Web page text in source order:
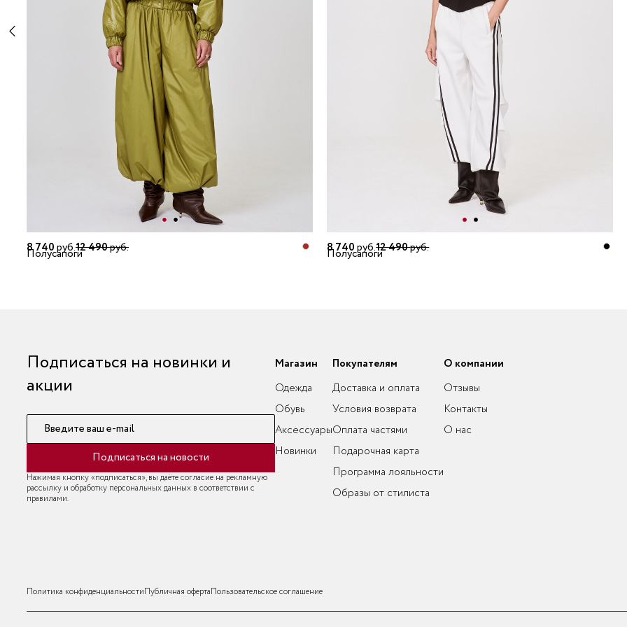
8 740руб.12 490руб.
Полусапоги 8 740руб.12 490руб.
Полусапоги
Подписаться на новинки и
акции
Введите ваш e-mail
Подписаться на новости
Нажимая кнопку «подписаться», вы даёте согласие на рекламную
рассылку и обработку персональных данных в соответствии с
правилами.
Магазин
Одежда
Обувь
Аксессуары
Новинки
Покупателям
Доставка и оплата
Условия возврата
Оплата частями
Подарочная карта
Программа лояльности
Образы от стилиста
О компании
Отзывы
Контакты
О нас
Политика конфиденциальностиПубличная офертаПользовательское соглашение